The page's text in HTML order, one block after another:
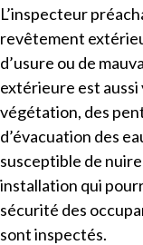
L’inspecteur
revêtement
d’usure ou de
extérieure est aussi
végétation, des
d’évacuation des
susceptible de
installation qui
sécurité des
sont inspectés.